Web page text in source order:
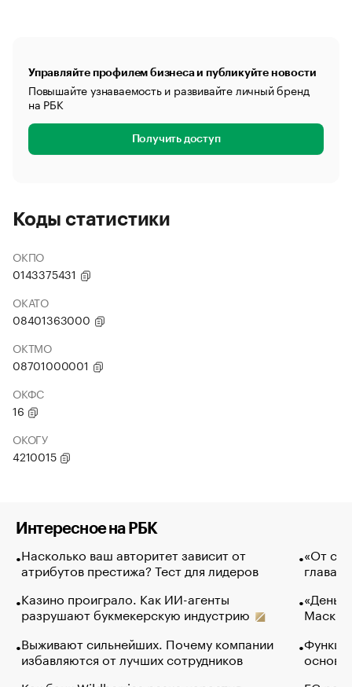
Управляйте профилем бизнеса и публикуйте новости
Повышайте узнаваемость и развивайте личный бренд
на РБК
Получить доступ
Коды статистики
ОКПО
0143375431
ОКАТО
08401363000
ОКТМО
08701000001
ОКФС
16
ОКОГУ
4210015
Интересное на РБК
Насколько ваш авторитет зависит от
атрибутов престижа? Тест для лидеров
Казино проиграло. Как ИИ-агенты
разрушают букмекерскую индустрию
Выживают сильнейших. Почему компании
избавляются от лучших сотрудников
«От
глава
Маск в
основ